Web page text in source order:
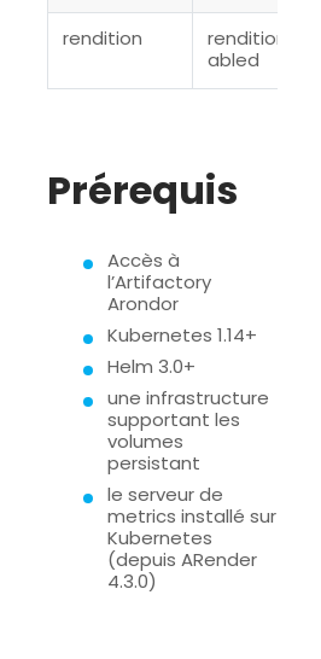
rendition
rendition.en
abled
Prérequis
Accès à
l’Artifactory
Arondor
Kubernetes 1.14+
Helm 3.0+
une infrastructure
supportant les
volumes
persistant
le serveur de
metrics installé sur
Kubernetes
(depuis ARender
4.3.0)